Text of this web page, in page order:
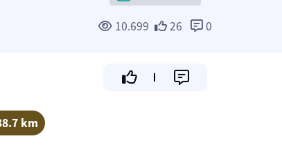
10.699 26 0
km